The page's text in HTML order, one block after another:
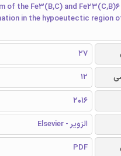
of the Fe3(B,C) and
in the hypoeutectic region
27
12
2016
الزویر - Elsevier
PDF